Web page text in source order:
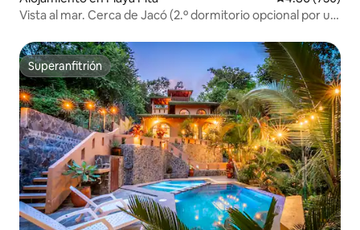
Vista al mar. Cerca de Jacó (2.º dormitorio opcional por un
Superanfitrión
Superanfitrión